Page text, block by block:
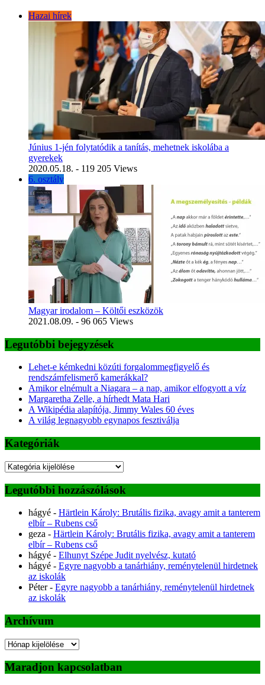
Hazai hírek
Június 1-jén folytatódik a tanítás, mehetnek iskolába a
gyerekek
2020.05.18. - 119 205 Views
6. osztály
Magyar irodalom – Költői eszközök
2021.08.09. - 96 065 Views
Legutóbbi bejegyzések
Lehet-e kémkedni közúti forgalommegfigyelő és
rendszámfelismerő kamerákkal?
Amikor elnémult a Niagara – a nap, amikor elfogyott a víz
Margaretha Zelle, a hírhedt Mata Hari
A Wikipédia alapítója, Jimmy Wales 60 éves
A világ legnagyobb egynapos fesztiválja
Kategóriák
Kategóriák
Legutóbbi hozzászólások
hágyé - Härtlein Károly: Brutális fizika, avagy amit a tanterem
elbír – Rubens cső
geza - Härtlein Károly: Brutális fizika, avagy amit a tanterem
elbír – Rubens cső
hágyé - Elhunyt Szépe Judit nyelvész, kutató
hágyé - Egyre nagyobb a tanárhiány, reménytelenül hirdetnek
az iskolák
Péter- Egyre nagyobb a tanárhiány, reménytelenül hirdetnek
az iskolák
Archívum
Archívum
Maradjon kapcsolatban